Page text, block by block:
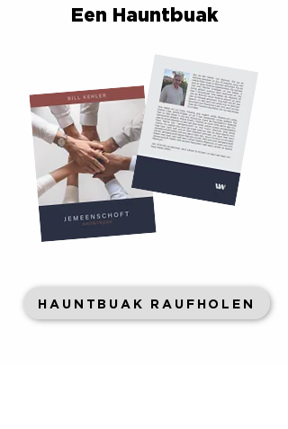
Een Hauntbuak
HAUNTBUAK RAUFHOLEN